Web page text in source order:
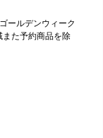
ールデンウィーク
た予約商品を除